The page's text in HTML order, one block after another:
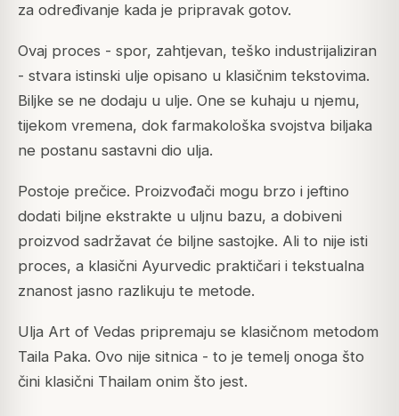
za određivanje kada je pripravak gotov.
Ovaj proces - spor, zahtjevan, teško industrijaliziran
- stvara istinski ulje opisano u klasičnim tekstovima.
Biljke se ne dodaju u ulje. One se kuhaju u njemu,
tijekom vremena, dok farmakološka svojstva biljaka
ne postanu sastavni dio ulja.
Postoje prečice. Proizvođači mogu brzo i jeftino
dodati biljne ekstrakte u uljnu bazu, a dobiveni
proizvod sadržavat će biljne sastojke. Ali to nije isti
proces, a klasični Ayurvedic praktičari i tekstualna
znanost jasno razlikuju te metode.
Ulja Art of Vedas pripremaju se klasičnom metodom
Taila Paka. Ovo nije sitnica - to je temelj onoga što
čini klasični Thailam onim što jest.